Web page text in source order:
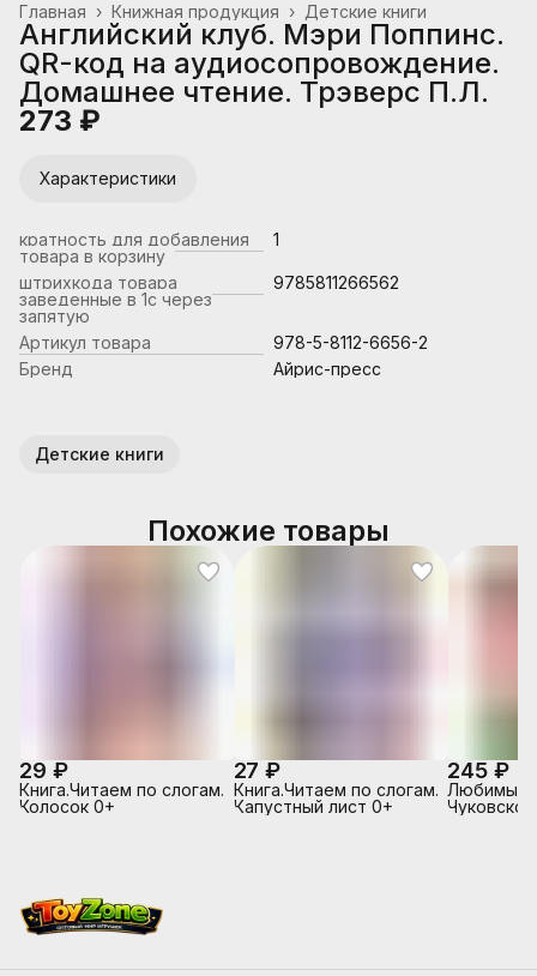
Детские книги
Книжная продукция ›
Главная ›
Английский клуб. Мэри Поппинс.
QR-код на аудиосопровождение.
Домашнее чтение. Трэверс П.Л.
273 ₽
Характеристики
кратность для добавления
товара в корзину
1
штрихкода товара
заведенные в 1с через
запятую
9785811266562
Артикул товара
978-5-8112-6656-2
Бренд
Айрис-пресс
Детские книги
Похожие товары
29 ₽
Книга.Читаем по слогам.
Колосок 0+
27 ₽
Книга.Читаем по слогам.
Капустный лист 0+
245 ₽
Любимые